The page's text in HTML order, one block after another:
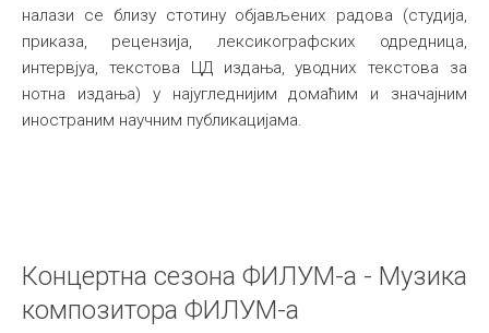
налази се близу стотину објављених радова (студија,
приказа, рецензија, лексикографских одредница,
интервјуа, текстова ЦД издања, уводних текстова за
нотна издања) у најугледнијим домаћим и значајним
иностраним научним публикацијама.
Концертна сезона ФИЛУМ-а - Музика
композитора ФИЛУМ-а